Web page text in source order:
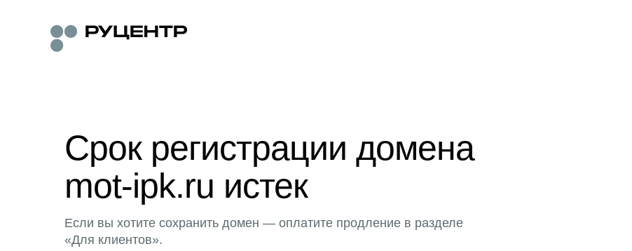
Срок регистрации домена
mot-ipk.ru истек
Если вы хотите сохранить домен — оплатите продление в разделе
«Для клиентов».